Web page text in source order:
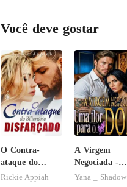
Você deve gostar
O Contra-
ataque do
Bilionário
Rickie Appiah
A Virgem
Negociada -
Uma flor para
Yana _ Shadow